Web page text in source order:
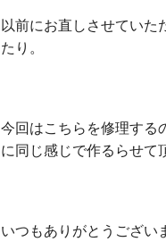
以前にお直しさせていた
たり。
今回はこちらを修理する
に同じ感じで作るらせて
いつもありがとうござい